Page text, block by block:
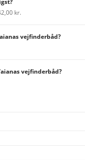
kr.
vejfinderbåd?
vejfinderbåd?